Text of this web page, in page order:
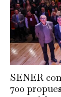
SENER
700